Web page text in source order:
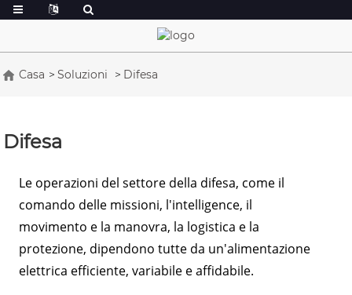
Casa Soluzioni Difesa
Difesa
Le operazioni del settore della difesa, come il
comando delle missioni, l'intelligence, il
movimento e la manovra, la logistica e la
protezione, dipendono tutte da un'alimentazione
elettrica efficiente, variabile e affidabile.